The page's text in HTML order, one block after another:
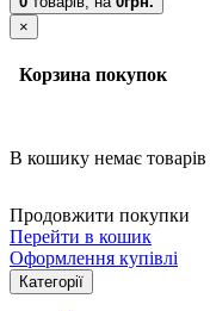
×
Корзина покупок
В кошику немає товарів
Продовжити покупки
Перейти в кошик
Оформлення купівлі
Категорії